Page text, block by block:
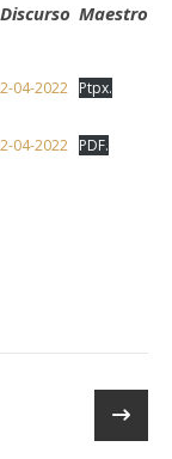
Maestro
04-2022 Ptpx.
04-2022 PDF.